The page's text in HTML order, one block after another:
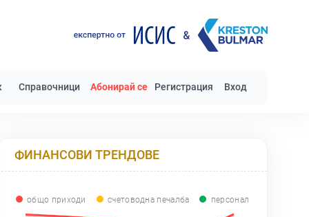
Справочници Абонирай се Регистрация Вход
ФИНАНСОВИ ТРЕНДОВЕ
общо приходи счетоводна печалба персонал